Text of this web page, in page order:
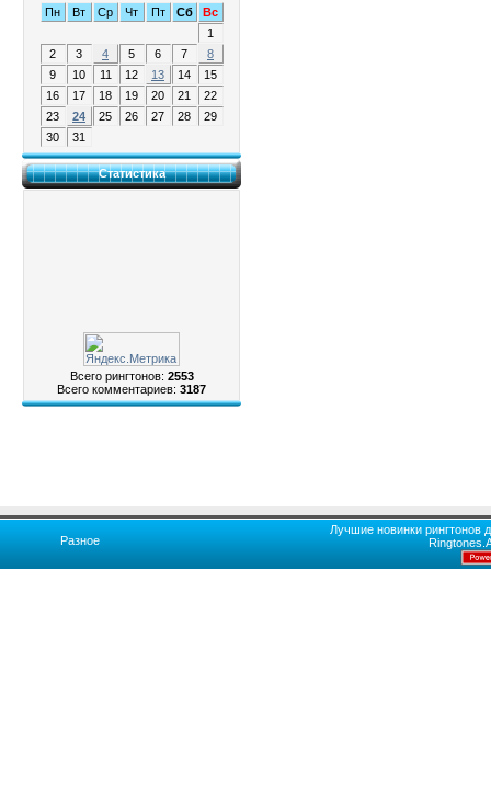
Пн
Вт Ср Чт Пт Сб
Вс
1
2
3 4 5 6 7
8
9
10 11 12 13 14
15
16
17 18 19 20 21
22
23
24 25 26 27 28
29
30
31
Статистика
Всего рингтонов: 2553
Всего комментариев: 3187
Разное
Лучшие новинки рингтонов